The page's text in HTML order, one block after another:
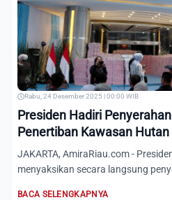
Rabu, 24 Desember 2025 | 00:00 WIB
Presiden Hadiri
Penertiban Kawasan Hutan
JAKARTA, AmiraRiau.com -
menyaksikan secara langsung
BACA SELENGKAPNYA